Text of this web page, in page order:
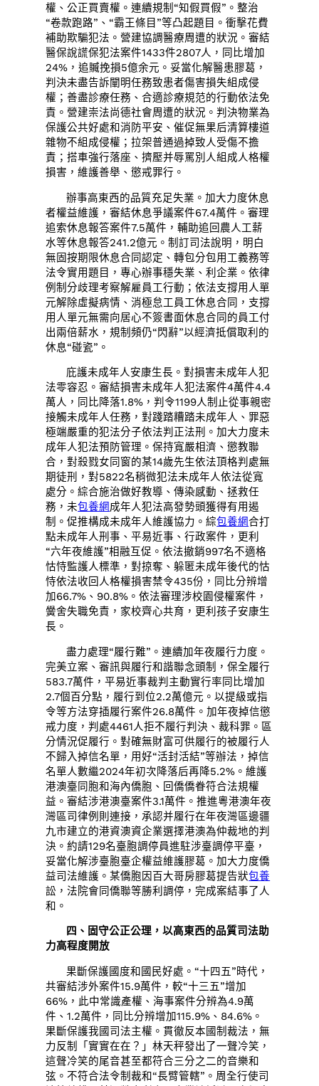
權、公正買賣權。連續規制“知假買假”。整治
“卷款跑路”、“霸王條目”等凸起題目。衝擊花費
補助欺騙犯法。營建協調醫療周遭的狀況。審結
醫保說謊保犯法案件1433件2807人，同比增加
24%，追贓挽損5億余元。妥當化解醫患膠葛，
判決未盡告訴闡明任務致患者傷害損失組成侵
權；善盡診療任務、合適診療規范的行動依法免
責。營建崇法尚德社會周遭的狀況。判決物業為
保護公共好處和消防平安、催促無果后清算樓道
雜物不組成侵權；拉架普通過掉致人受傷不擔
責；搭車強行落座、擠壓并辱罵別人組成人格權
損害，維護善舉、懲戒罪行。
辦事高東西的品質充足失業。加大力度休息
者權益維護，審結休息爭議案件67.4萬件。審理
追索休息報答案件7.5萬件，輔助追回農人工薪
水等休息報答241.2億元。制訂司法說明，明白
無固按期限休息合同認定、轉包分包用工義務等
法令實用題目，專心辦事穩失業、利企業。依律
例制分歧理考察解雇員工行動；依法支撐用人單
元解除虛擬病情、消極怠工員工休息合同，支撐
用人單元無需向居心不簽書面休息合同的員工付
出兩倍薪水，規制頻仍“閃辭”以經濟抵償取利的
休息“碰瓷”。
庇護未成年人安康生長。對損害未成年人犯
法零容忍。審結損害未成年人犯法案件4萬件4.4
萬人，同比降落1.8%，判令1199人制止從事親密
接觸未成年人任務，對踐踏糟踏未成年人、罪惡
極端嚴重的犯法分子依法判正法刑。加大力度未
成年人犯法預防管理。保持寬嚴相濟、懲教聯
合，對殺戮女同窗的某14歲先生依法頂格判處無
期徒刑，對5822名稍微犯法未成年人依法從寬
處分。綜合施治做好教導、傳染感動、拯救任
務，未包養網成年人犯法高發勢頭獲得有用遏
制。促推構成未成年人維護協力。綜包養網合打
點未成年人刑事、平易近事、行政案件，更利
“六年夜維護”相融互促。依法撤銷997名不適格
怙恃監護人標準，對掠奪、躲匿未成年後代的怙
恃依法收回人格權損害禁令435份，同比分辨增
加66.7%、90.8%。依法審理涉校園侵權案件，
黌舍失職免責，家校齊心共育，更利孩子安康生
長。
盡力處理“履行難”。連續加年夜履行力度。
完美立案、審訊與履行和諧聯念頭制，保全履行
583.7萬件，平易近事裁判主動實行率同比增加
2.7個百分點，履行到位2.2萬億元。以提級或指
令等方法穿插履行案件26.8萬件。加年夜掉信懲
戒力度，判處4461人拒不履行判決、裁科罪。區
分情況促履行。對確無財富可供履行的被履行人
不歸入掉信名單，用好“活封活結”等辦法，掉信
名單人數繼2024年初次降落后再降5.2%。維護
港澳臺同胞和海內僑胞、回僑僑眷符合法規權
益。審結涉港澳臺案件3.1萬件。推進粵港澳年夜
灣區司律例則連接，承認并履行在年夜灣區邊疆
九市建立的港資澳資企業選擇港澳為仲裁地的判
決。約請129名臺胞調停員進駐涉臺調停平臺，
妥當化解涉臺胞臺企權益維護膠葛。加大力度僑
益司法維護。某僑胞因百大哥房膠葛提告狀包養
訟，法院會同僑聯等勝利調停，完成案結事了人
和。
四、固守公正公理，以高東西的品質司法助
力高程度開放
果斷保護國度和國民好處。“十四五”時代，
共審結涉外案件15.9萬件，較“十三五”增加
66%，此中常識產權、海事案件分辨為4.9萬
件、1.2萬件，同比分辨增加115.9%、84.6%。
果斷保護我國司法主權。貫徹反本國制裁法，無
力反制「實實在在？」林天秤發出了一聲冷笑，
這聲冷笑的尾音甚至都符合三分之二的音樂和
弦。不符合法令制裁和“長臂管轄”。周全行使司